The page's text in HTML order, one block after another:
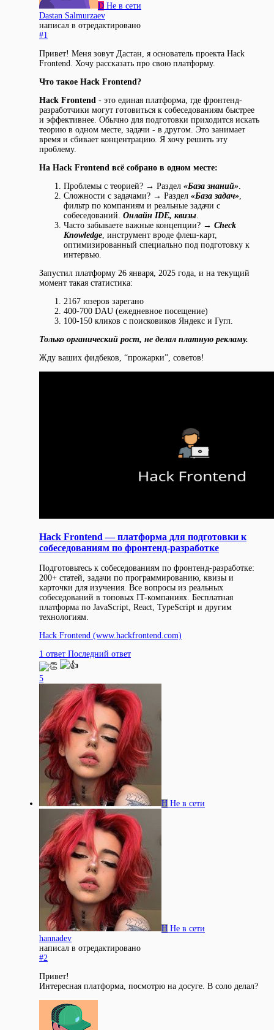
D Не в сети
Dastan Salmurzaev
написал в отредактировано
#1
Привет! Меня зовут Дастан, я основатель проекта Hack
Frontend. Хочу рассказать про свою платформу.
Что такое Hack Frontend?
Hack Frontend - это единая платформа, где фронтенд-
разработчики могут готовиться к собеседованиям быстрее
и эффективнее. Обычно для подготовки приходится искать
теорию в одном месте, задачи - в другом. Это занимает
время и сбивает концентрацию. Я хочу решить эту
проблему.
На Hack Frontend всё собрано в одном месте:
Проблемы с теорией? → Раздел «База знаний»
Сложности с задачами? → Раздел «База задач»
фильтр по компаниям и реальные задачи с
собеседований. Онлайн IDE, квизы
Часто забываете важные концепции? → Check
Knowledge , инструмент вроде флеш-карт,
оптимизированный специально под подготовку к
интервью.
Запустил платформу 26 января, 2025 года, и на текущий
момент такая статистика:
2167 юзеров зарегано
400-700 DAU (ежедневное посещение)
100-150 кликов с поисковиков Яндекс и Гугл.
Только органический рост, не делал платную рекламу.
Жду ваших фидбеков, “прожарки”, советов!
Hack Frontend — платформа для подготовки к
собеседованиям по фронтенд-разработке
Подготовьтесь к собеседованиям по фронтенд-разработке:
200+ статей, задачи по программированию, квизы и
карточки для изучения. Все вопросы из реальных
собеседований в топовых IT-компаниях. Бесплатная
платформа по JavaScript, React, TypeScript и другим
технологиям.
Hack Frontend (www.hackfrontend.com)
1 ответ Последний ответ
5
H Не в сети
H Не в сети
hannadev
написал в отредактировано
#2
Привет!
Интересная платформа, посмотрю на досуге. В соло делал?